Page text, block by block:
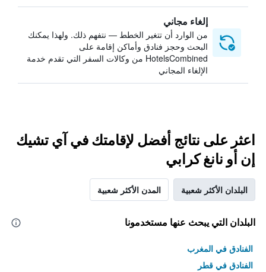
إلغاء مجاني
من الوارد أن تتغير الخطط — نتفهم ذلك. ولهذا يمكنك
البحث وحجز فنادق وأماكن إقامة على
HotelsCombined من وكالات السفر التي تقدم خدمة
الإلغاء المجاني
اعثر على نتائج أفضل لإقامتك في آي تشيك
إن أو نانغ كرابي
البلدان الأكثر شعبية المدن الأكثر شعبية
البلدان التي يبحث عنها مستخدمونا
الفنادق في المغرب
الفنادق في قطر